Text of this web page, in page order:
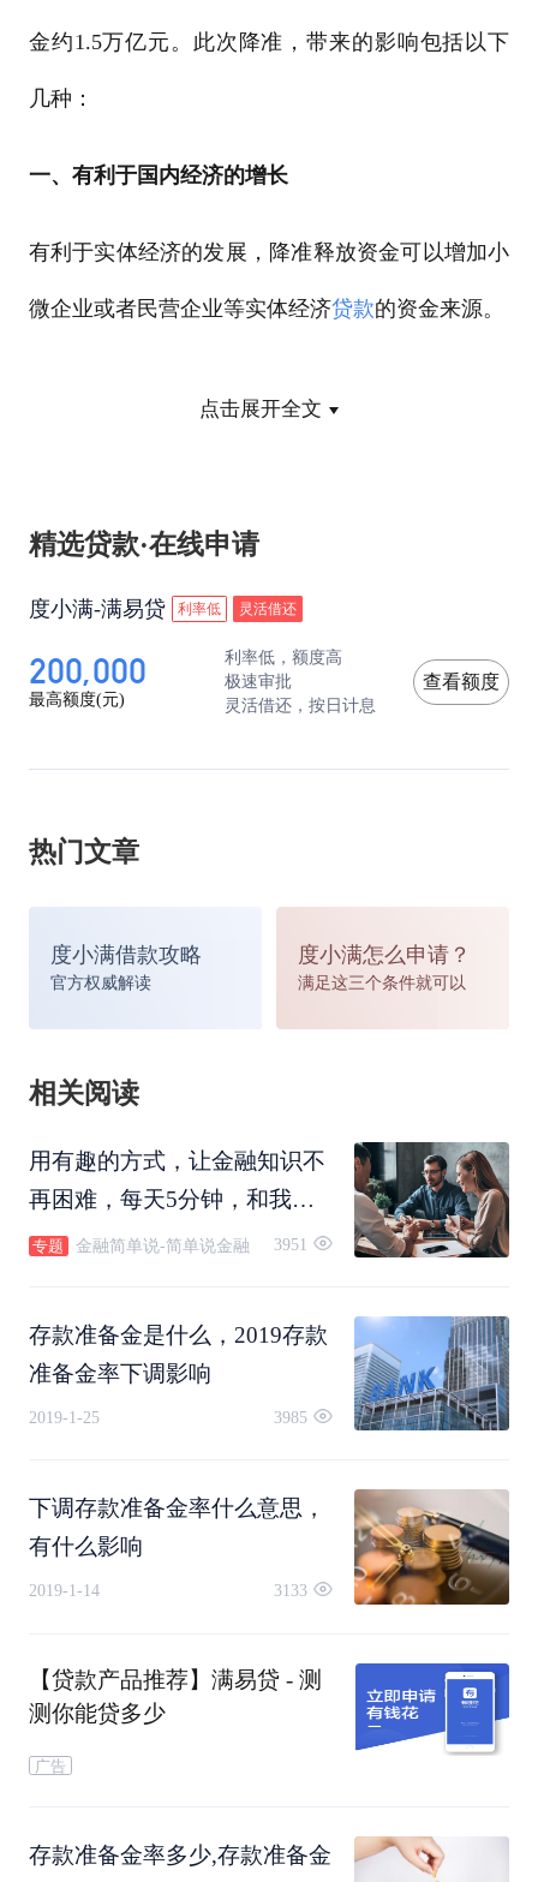
金约1.5万亿元。此次降准，带来的影响包括以下
几种：
一、有利于国内经济的增长
有利于实体经济的发展，降准释放资金可以增加小
微企业或者民营企业等实体经济贷款的资金来源。
三、有利于股市以及金融市场
有帮助，有利于聚集人气，对股市是直接利好，利
好实体经济，因此总体上对经济和股市有提振作
四、利好楼市
降准对于房地产开放商获取银行贷款或者通过其他
渠道融资有比较积极的影响，房地产开发商的融资
钱拿地就会增加楼市的供应量，供应量的增加可以
起到抑制房价的作用。
央行降准之后，银行可能会降低对应的贷款利率，
所以房贷利率也可能会降低，那么用户所需要承担
点击展开全文
精选贷款·在线申请
度小满-满易贷 利率低 灵活借还
200,000
最高额度(元)
利率低，额度高
极速审批
灵活借还，按日计息
查看额度
热门文章
度小满借款攻略
官方权威解读
度小满怎么申请？
满足这三个条件就可以
相关阅读
用有趣的方式，让金融知识不
再困难，每天5分钟，和我们
一起成为理财达人吧~
专题 金融简单说-简单说金融 3951
存款准备金是什么，2019存款
准备金率下调影响
2019-1-25 3985
下调存款准备金率什么意思，
有什么影响
2019-1-14 3133
【贷款产品推荐】满易贷 - 测
测你能贷多少
广告
存款准备金率多少,存款准备金